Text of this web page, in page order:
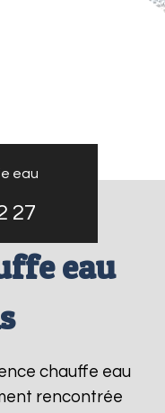
eau
27
eau
chauffe eau
rencontrée